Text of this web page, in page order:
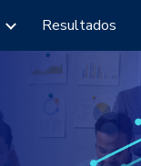
Resultados